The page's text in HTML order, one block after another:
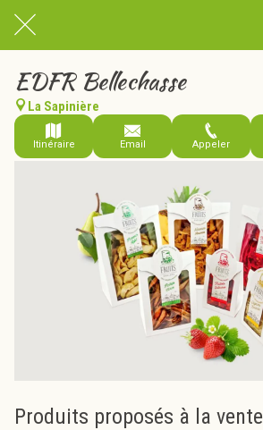
EDFR Bellechasse
La Sapinière
Itinéraire Email Appeler
Produits proposés à la vente